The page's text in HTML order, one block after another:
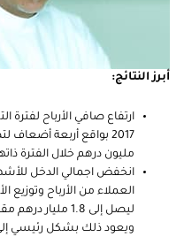
أبرز النتائج:
مليون درهم خلال الفترة
انخفض اجمالي الدخل
ليصل إلى 1.8
ويعود ذلك بشكل رئيسي